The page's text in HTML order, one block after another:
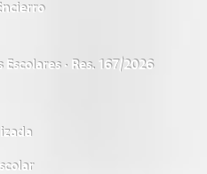
· Res. 167/2026